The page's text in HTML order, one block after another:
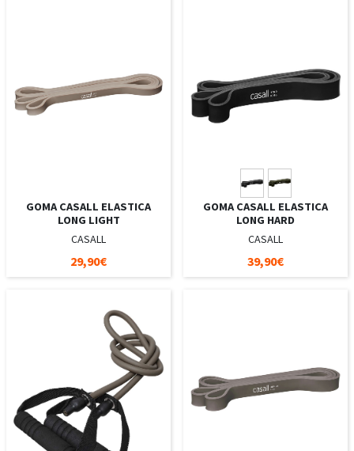
GOMA CASALL ELASTICA
LONG LIGHT
CASALL
29,90€
GOMA CASALL ELASTICA
LONG HARD
CASALL
39,90€